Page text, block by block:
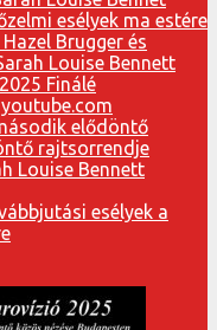
esélyek ma estére
Finálé
elődöntő
rajtsorrendje
esélyek a